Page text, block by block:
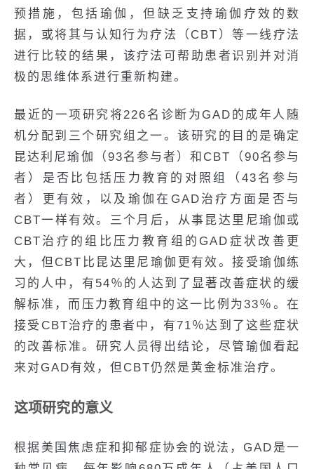
预措施，包括瑜伽，但缺乏支持瑜伽疗效的数
据，或将其与认知行为疗法（CBT）等一线疗法
进行比较的结果，该疗法可帮助患者识别并对消
极的思维体系进行重新构建。
最近的一项研究将226名诊断为GAD的成年人随
机分配到三个研究组之一。该研究的目的是确定
昆达利尼瑜伽（93名参与者）和CBT（90名参与
者）是否比包括压力教育的对照组（43名参与
者）更有效，以及瑜伽在GAD治疗方面是否与
CBT一样有效。三个月后，从事昆达里尼瑜伽或
CBT治疗的组比压力教育组的GAD症状改善更
大，但CBT比昆达里尼瑜伽更有效。接受瑜伽练
习的人中，有54％的人达到了显著改善症状的缓
解标准，而压力教育组中的这一比例为33％。在
接受CBT治疗的患者中，有71％达到了这些症状
的改善标准。研究人员得出结论，尽管瑜伽看起
来对GAD有效，但CBT仍然是黄金标准治疗。
这项研究的意义
根据美国焦虑症和抑郁症协会的说法，GAD是一